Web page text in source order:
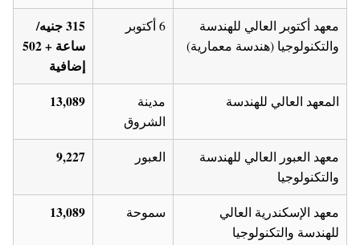
معهد أكتوبر العالي للهندسة
والتكنولوجيا (هندسة معمارية)
6 أكتوبر
315 جنيه/
ساعة + 502
إضافية
المعهد العالي للهندسة
مدينة
الشروق
13,089
معهد العبور العالي للهندسة
والتكنولوجيا
العبور 9,227
معهد الإسكندرية العالي
للهندسة والتكنولوجيا
سموحة 13,089